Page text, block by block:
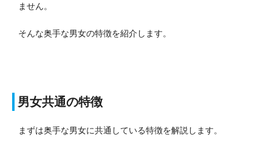
ません。
そんな奥手な男女の特徴を紹介します。
男女共通の特徴
まずは奥手な男女に共通している特徴を解説します。